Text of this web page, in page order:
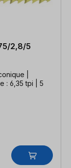
2,8/5
|
: 6,35 tpi | 5